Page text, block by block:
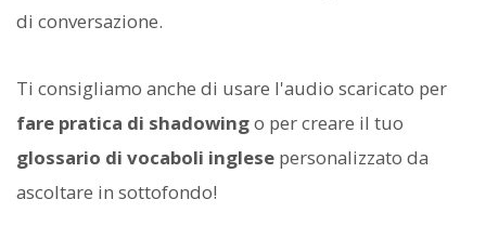
di conversazione.
Ti consigliamo anche di usare l'audio scaricato per
fare pratica di shadowingo per creare il tuo
glossario di vocaboli inglese personalizzato da
ascoltare in sottofondo!